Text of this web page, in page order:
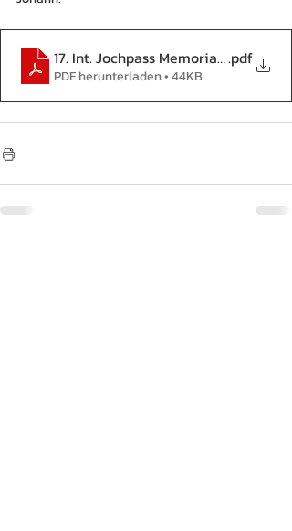
17. Int. Jochpass Memorial 2015
.pdf
PDF herunterladen • 44KB